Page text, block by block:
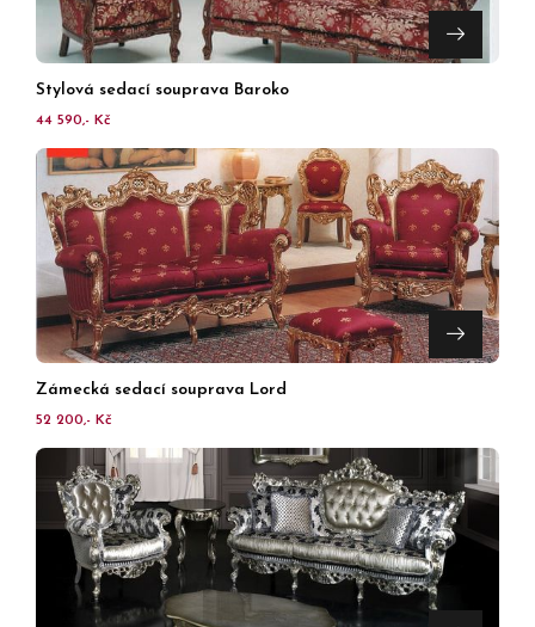
Stylová sedací souprava Baroko
44 590,- Kč
Zámecká sedací souprava Lord
52 200,- Kč